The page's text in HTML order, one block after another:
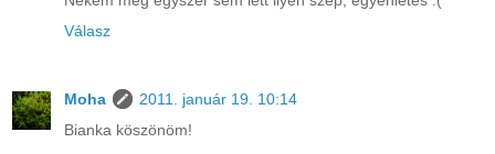
Válasz
Moha
2011. január 19. 10:14
Bianka köszönöm!